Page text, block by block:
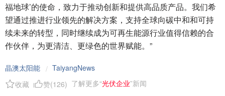
福地球’的使命，致力于推动创新和提供高品质产品。我们希
望通过推进行业领先的解决方案，支持全球向碳中和和可持
续未来的转型，同时继续成为可再生能源行业值得信赖的合
作伙伴，为更清洁、更绿色的世界赋能。”
晶澳太阳能 / TaiyangNews
收藏
赞(126) 了解更多“光伏企业”新闻